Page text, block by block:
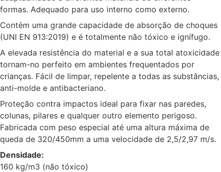
formas. Adequado para uso interno como externo.
Contém uma grande capacidade de absorção de choques
(UNI EN 913:2019) e é totalmente não tóxico e ignífugo.
A elevada resistência do material e a sua total atoxicidade
tornam-no perfeito em ambientes frequentados por
crianças. Fácil de limpar, repelente a todas as substâncias,
anti-molde e antibacteriano.
Proteção contra impactos ideal para fixar nas paredes,
colunas, pilares e qualquer outro elemento perigoso.
Fabricada com peso especial até uma altura máxima de
queda de 320/450mm a uma velocidade de 2,5/2,97 m/s.
Densidade:
160 kg/m3 (não tóxico)